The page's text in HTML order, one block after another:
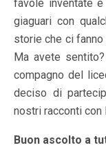
favole inventate
giaguari con
storie che ci
Ma avete
compagno del
deciso di
nostri racconti con
Buon ascolto a